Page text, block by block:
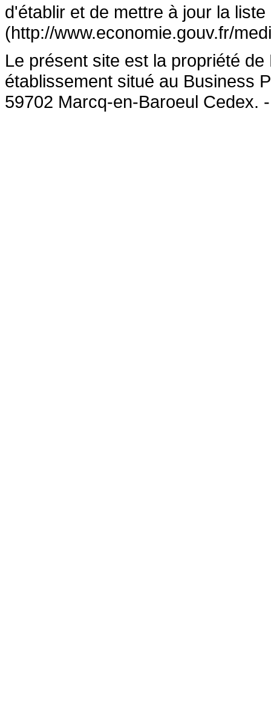
d'établir et de mettre à jour la
(http://www.economie.gouv.fr/
Le présent site est la propriété
établissement situé au Business
59702 Marcq-en-Baroeul Cedex.